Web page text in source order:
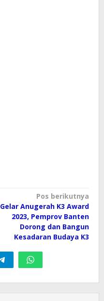
Pos berikutnya
Gelar Anugerah K3 Award
2023, Pemprov Banten
Dorong dan Bangun
Kesadaran Budaya K3